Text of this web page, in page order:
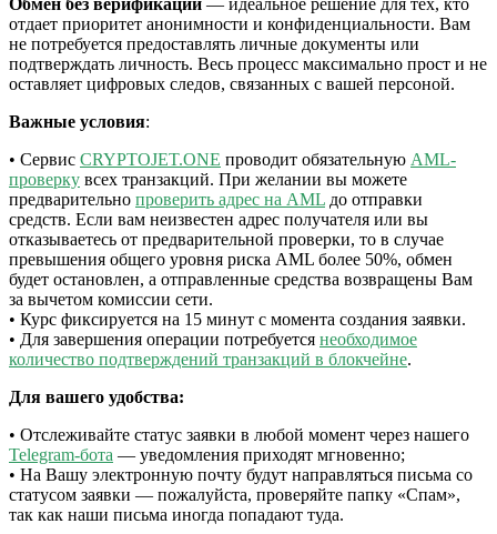
Обмен без верификации — идеальное решение для тех, кто
отдает приоритет анонимности и конфиденциальности. Вам
не потребуется предоставлять личные документы или
подтверждать личность. Весь процесс максимально прост и не
оставляет цифровых следов, связанных с вашей персоной.
Важные условия:
• Сервис CRYPTOJET.ONE проводит обязательную AML-
проверку всех транзакций. При желании вы можете
предварительно проверить адрес на AML до отправки
средств. Если вам неизвестен адрес получателя или вы
отказываетесь от предварительной проверки, то в случае
превышения общего уровня риска AML более 50%, обмен
будет остановлен, а отправленные средства возвращены Вам
за вычетом комиссии сети.
• Курс фиксируется на 15 минут с момента создания заявки.
• Для завершения операции потребуется необходимое
количество подтверждений транзакций в блокчейне.
Для вашего удобства:
• Отслеживайте статус заявки в любой момент через нашего
Telegram-бота — уведомления приходят мгновенно;
• На Вашу электронную почту будут направляться письма со
статусом заявки — пожалуйста, проверяйте папку «Спам»,
так как наши письма иногда попадают туда.